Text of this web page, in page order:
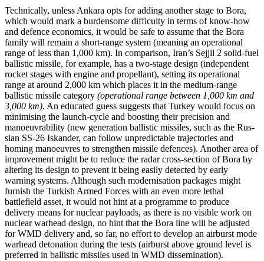
Technically, unless Ankara opts for adding another stage to Bora,
which would mark a burdensome difficulty in terms of know-how
and defence economics, it would be safe to assume that the Bora
family will remain a short-range system (meaning an operational
range of less than 1,000 km). In comparison, Iran’s Sejjil 2 solid-fuel
bal­listic missile, for example, has a two-stage design (independent
rocket stages with engine and propellant), setting its operational
range at around 2,000 km which places it in the medium-range
ballistic missile category (operational range between 1,000 km and
3,000 km). An educated guess suggests that Turkey would focus on
mini­mising the launch-cycle and boosting their precision and
manoeuvrability (new gen­eration ballistic missiles, such as the Rus­
sian SS‑26 Iskander, can follow unpredictable trajectories and
homing manoeuvres to strengthen missile defences). Another area of
improvement might be to reduce the radar cross-section of Bora by
altering its design to prevent it being easily detected by early
warning systems. Although such modernisation packages might
furnish the Turkish Armed Forces with an even more lethal
battlefield asset, it would not hint at a programme to produce
delivery means for nuclear payloads, as there is no visible work on
nuclear warhead design, no hint that the Bora line will be adjusted
for WMD delivery and, so far, no effort to develop an airburst mode
warhead detonation during the tests (airburst above ground level is
pre­ferred in ballistic missiles used in WMD dissemination).